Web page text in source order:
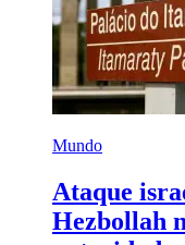
Mundo
Ataque
Hezbollah